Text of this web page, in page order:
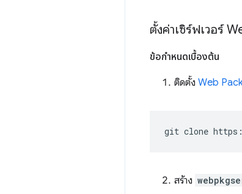
ตั้งค่าเซิร์ฟเวอร์
ข้อกำหนดเบื้องต้น
ติดตั้ง Web
git clone
สร้าง